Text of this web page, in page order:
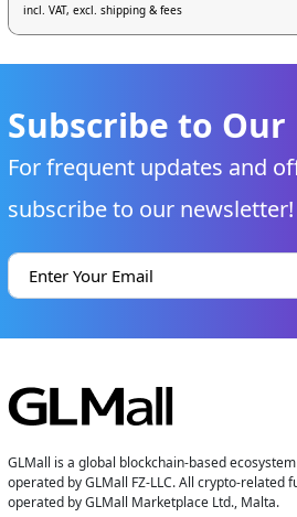
incl. VAT, excl. shipping & fees
Subscribe to
For frequent updates and
subscribe to our newsletter!
GLMall is a global blockchain-based
operated by GLMall FZ-LLC. All crypto-related
operated by GLMall Marketplace Ltd., Malta.